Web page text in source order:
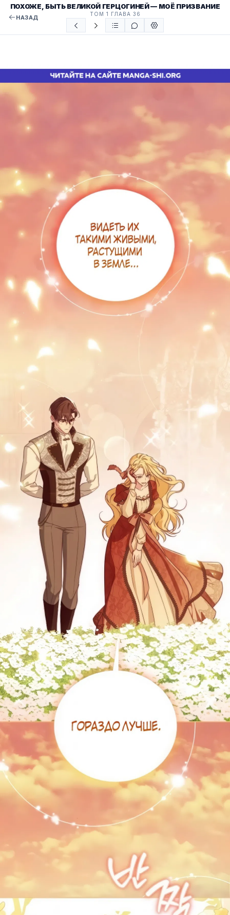
НАЗАД
ПОХОЖЕ, БЫТЬ ВЕЛИКОЙ ГЕРЦОГИНЕЙ — МОЁ ПРИЗВАНИЕ
ТОМ 1 ГЛАВА 36